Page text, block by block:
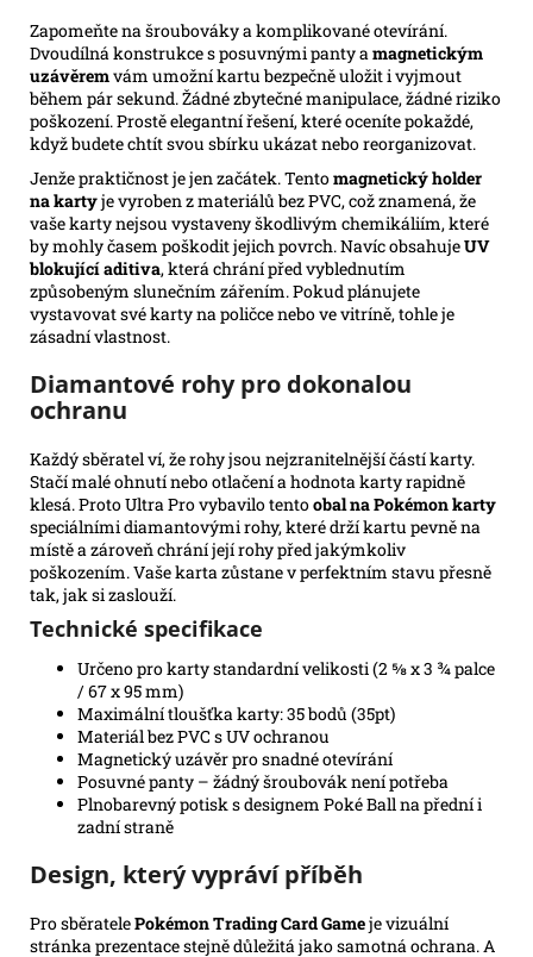
Zapomeňte na šroubováky a komplikované otevírání.
Dvoudílná konstrukce s posuvnými panty amagnetickým
uzávěremvám umožní kartu bezpečně uložit i vyjmout
během pár sekund. Žádné zbytečné manipulace, žádné riziko
poškození. Prostě elegantní řešení, které oceníte pokaždé,
když budete chtít svou sbírku ukázat nebo reorganizovat.
Jenže praktičnost je jen začátek. Tentomagnetický holder
na kartyje vyroben z materiálů bez PVC, což znamená, že
vaše karty nejsou vystaveny škodlivým chemikáliím, které
by mohly časem poškodit jejich povrch. Navíc obsahujeUV
blokující aditiva, která chrání před vyblednutím
způsobeným slunečním zářením. Pokud plánujete
vystavovat své karty na poličce nebo ve vitríně, tohle je
zásadní vlastnost.
Diamantové rohy pro dokonalou
ochranu
Každý sběratel ví, že rohy jsou nejzranitelnější částí karty.
Stačí malé ohnutí nebo otlačení a hodnota karty rapidně
klesá. Proto Ultra Pro vybavilo tentoobal na Pokémon karty
speciálními diamantovými rohy, které drží kartu pevně na
místě a zároveň chrání její rohy před jakýmkoliv
poškozením. Vaše karta zůstane v perfektním stavu přesně
tak, jak si zaslouží.
Technické specifikace
Určeno pro karty standardní velikosti (2 ⅝ x 3 ¾ palce
/ 67 x 95 mm)
Maximální tloušťka karty: 35 bodů (35pt)
Materiál bez PVC s UV ochranou
Magnetický uzávěr pro snadné otevírání
Posuvné panty – žádný šroubovák není potřeba
Plnobarevný potisk s designem Poké Ball na přední i
zadní straně
Design, který vypráví příběh
Pro sběratelePokémon Trading Card Gameje vizuální
stránka prezentace stejně důležitá jako samotná ochrana. A